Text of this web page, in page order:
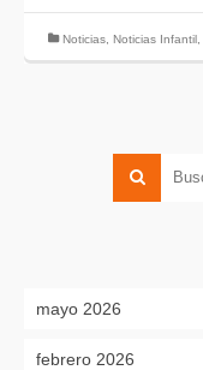
Noticias Noticias Infantil
mayo 2026
febrero 2026